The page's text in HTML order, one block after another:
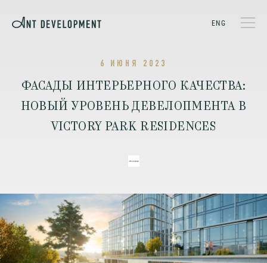
ENG
6 ИЮНЯ 2023
ФАСАДЫ ИНТЕРЬЕРНОГО КАЧЕСТВА:
НОВЫЙ УРОВЕНЬ ДЕВЕЛОПМЕНТА В
VICTORY PARK RESIDENCES